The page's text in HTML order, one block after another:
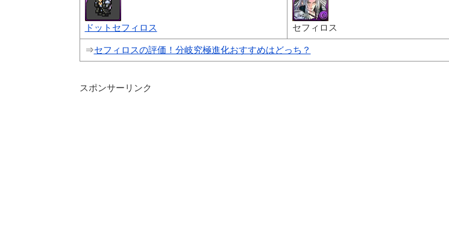
ドットセフィロス セフィロス
⇒セフィロスの評価！分岐究極進化おすすめはどっち？
スポンサーリンク